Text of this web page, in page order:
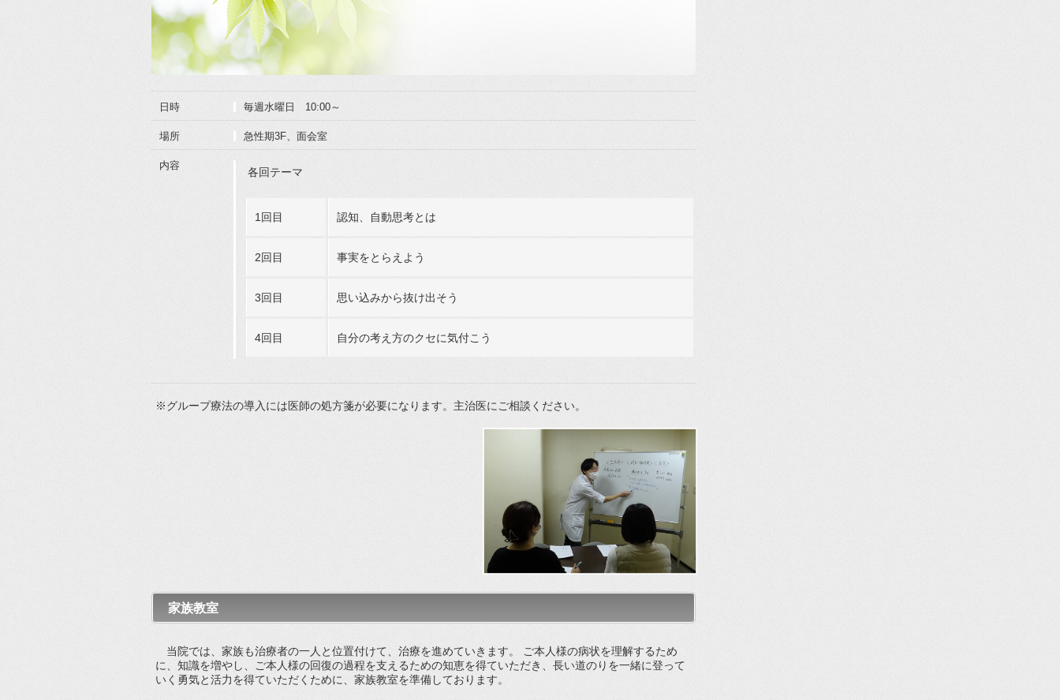
日時 毎週水曜日 10:00～
場所 急性期3F、面会室
内容
各回テーマ
1回目 認知、自動思考とは
2回目 事実をとらえよう
3回目 思い込みから抜け出そう
4回目 自分の考え方のクセに気付こう
※グループ療法の導入には医師の処方箋が必要になります。主治医にご相談ください。
家族教室
当院では、家族も治療者の一人と位置付けて、治療を進めていきます。 ご本人様の病状を理解するため
に、知識を増やし、ご本人様の回復の過程を支えるための知恵を得ていただき、長い道のりを一緒に登って
いく勇気と活力を得ていただくために、家族教室を準備しております。